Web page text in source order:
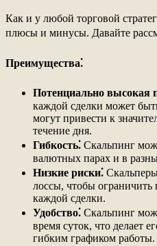
Как и у любой торговой
плюсы и минусы. Давайте
Преимущества⁚
Потенциально высокая
каждой сделки может
могут привести к
течение дня.
Гибкость⁚ Скальпинг
валютных парах и в
Низкие риски⁚
лоссы, чтобы
каждой сделки.
Удобство⁚ Скальпинг
время суток, что делает
гибким графиком работы.